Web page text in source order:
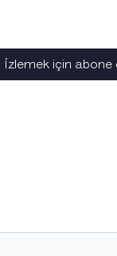
İzlemek için abone